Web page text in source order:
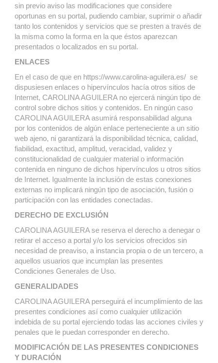
sin previo aviso las modificaciones que considere
oportunas en su portal, pudiendo cambiar, suprimir o añadir
tanto los contenidos y servicios que se presten a través de
la misma como la forma en la que éstos aparezcan
presentados o localizados en su portal.
ENLACES
En el caso de que en https://www.carolina-aguilera.es/ se
dispusiesen enlaces o hipervínculos hacía otros sitios de
Internet, CAROLINA AGUILERA no ejercerá ningún tipo de
control sobre dichos sitios y contenidos. En ningún caso
CAROLINA AGUILERA asumirá responsabilidad alguna
por los contenidos de algún enlace perteneciente a un sitio
web ajeno, ni garantizará la disponibilidad técnica, calidad,
fiabilidad, exactitud, amplitud, veracidad, validez y
constitucionalidad de cualquier material o información
contenida en ninguno de dichos hipervínculos u otros sitios
de Internet. Igualmente la inclusión de estas conexiones
externas no implicará ningún tipo de asociación, fusión o
participación con las entidades conectadas.
DERECHO DE EXCLUSIÓN
CAROLINA AGUILERA se reserva el derecho a denegar o
retirar el acceso a portal y/o los servicios ofrecidos sin
necesidad de preaviso, a instancia propia o de un tercero, a
aquellos usuarios que incumplan las presentes
Condiciones Generales de Uso.
GENERALIDADES
CAROLINA AGUILERA perseguirá el incumplimiento de las
presentes condiciones así como cualquier utilización
indebida de su portal ejerciendo todas las acciones civiles y
penales que le puedan corresponder en derecho.
MODIFICACIÓN DE LAS PRESENTES CONDICIONES
Y DURACIÓN